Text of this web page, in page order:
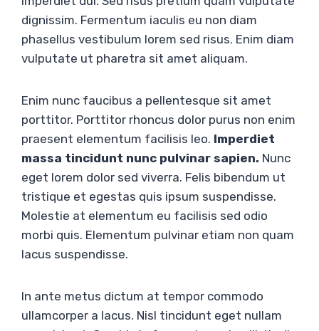
dignissim. Fermentum iaculis eu non diam
phasellus vestibulum lorem sed risus. Enim diam
vulputate ut pharetra sit amet aliquam.
Enim nunc faucibus a pellentesque sit amet
porttitor. Porttitor rhoncus dolor purus non enim
praesent elementum facilisis leo. Imperdiet
massa tincidunt nunc pulvinar sapien. Nunc
eget lorem dolor sed viverra. Felis bibendum ut
tristique et egestas quis ipsum suspendisse.
Molestie at elementum eu facilisis sed odio
morbi quis. Elementum pulvinar etiam non quam
lacus suspendisse.
In ante metus dictum at tempor commodo
ullamcorper a lacus. Nisl tincidunt eget nullam